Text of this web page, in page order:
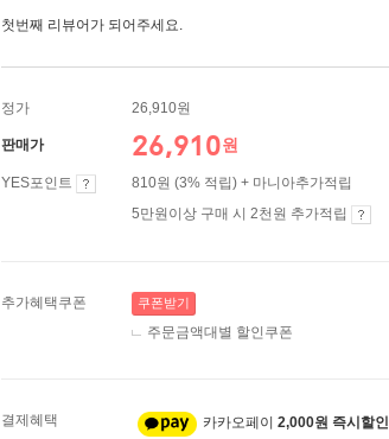
첫번째 리뷰어가 되어주세요.
정가 26,910원
판매가 26,910원
YES포인트
810원 (3% 적립) + 마니아추가적립
5만원이상 구매 시 2천원 추가적립
추가혜택쿠폰 쿠폰받기
주문금액대별 할인쿠폰
결제혜택 카카오페이 2,000원 즉시할인